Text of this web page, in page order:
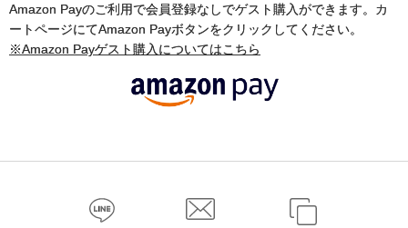
Amazon Payのご利用で会員登録なしでゲスト購入ができます。カ
ートページにてAmazon Payボタンをクリックしてください。
※Amazon Payゲスト購入についてはこちら